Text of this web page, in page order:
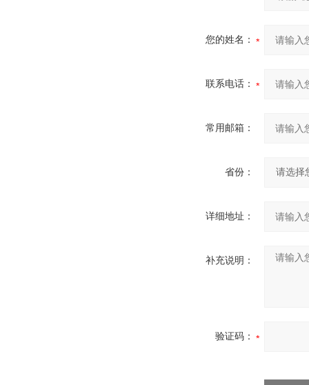
您的姓名：
联系电话：
常用邮箱：
省份：
详细地址：
补充说明：
验证码：